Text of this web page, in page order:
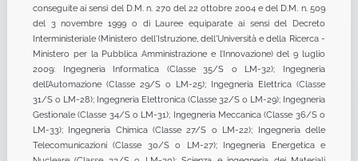
conseguite ai sensi del D.M. n. 270 del 22 ottobre 2004 e del D.M. n. 509
del 3 novembre 1999 o di Lauree equiparate ai sensi del Decreto
Interministeriale (Ministero dell'Istruzione, dell'Università e della Ricerca -
Ministero per la Pubblica Amministrazione e l’Innovazione) del 9 luglio
2009: Ingegneria Informatica (Classe 35/S o LM-32); Ingegneria
dell’Automazione (Classe 29/S o LM-25); Ingegneria Elettrica (Classe
31/S o LM-28); Ingegneria Elettronica (Classe 32/S o LM-29); Ingegneria
Gestionale (Classe 34/S o LM-31); Ingegneria Meccanica (Classe 36/S o
LM-33); Ingegneria Chimica (Classe 27/S o LM-22); Ingegneria delle
Telecomunicazioni (Classe 30/S o LM-27); Ingegneria Energetica e